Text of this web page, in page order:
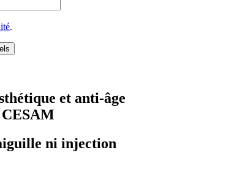
.
et anti-âge
CESAM
ni injection